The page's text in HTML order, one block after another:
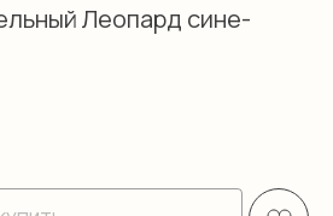
Леопард сине-